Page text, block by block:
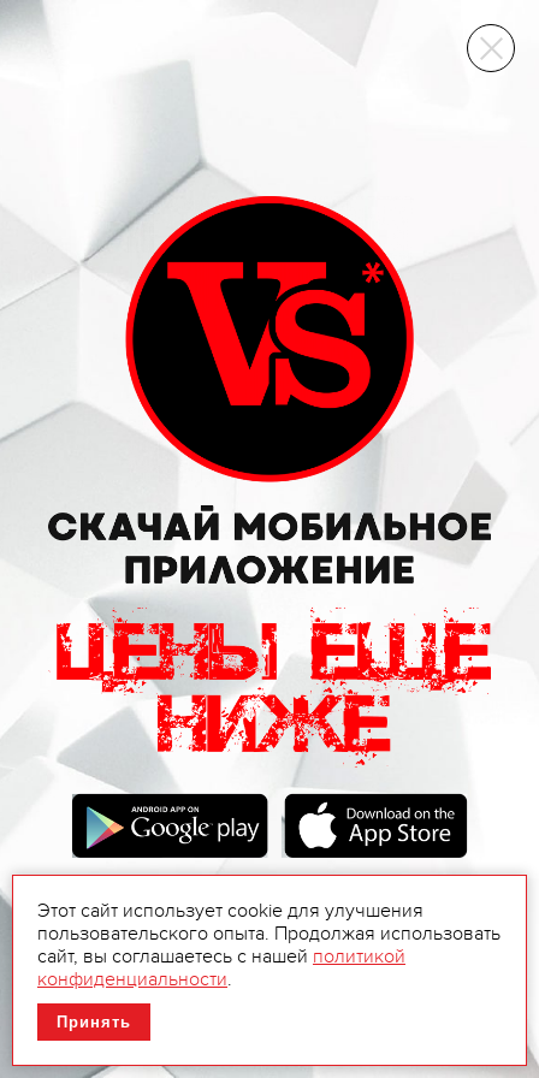
ВИННЫЙ СКЛАД
Этот сайт использует cookie для улучшения
пользовательского опыта. Продолжая использовать
сайт, вы соглашаетесь с нашей политикой
конфиденциальности.
Принять